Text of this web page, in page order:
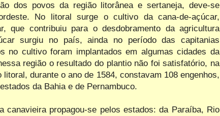
dos povos da região litorânea e sertaneja, deve-se
No litoral surge o cultivo da cana-de-açúcar,
que contribuiu para o desdobramento da agricultura
surgiu no país, ainda no período das capitanias
no cultivo foram implantados em algumas cidades da
região o resultado do plantio não foi satisfatório, na
durante o ano de 1584, constavam 108 engenhos,
da Bahia e de Pernambuco.
canavieira propagou-se pelos estados: da Paraíba, Rio